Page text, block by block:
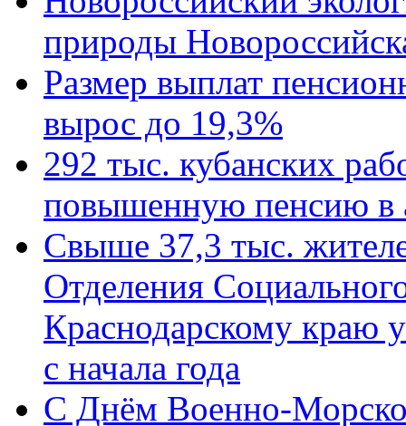
природы
Размер выплат
вырос до 19,3%
292 тыс. кубанских
повышенную пенсию в
Свыше 37,3 тыс.
Отделения
Краснодарскому краю
с начала года
C Днём Военно-